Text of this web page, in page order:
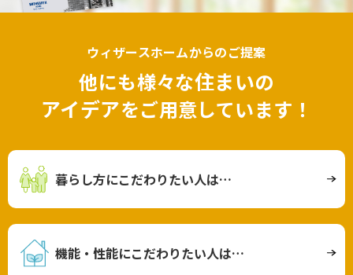
ウィザースホームからのご提案
他にも様々な住まいの
アイデアをご用意しています！
暮らし方にこだわりたい人は…
機能・性能にこだわりたい人は…